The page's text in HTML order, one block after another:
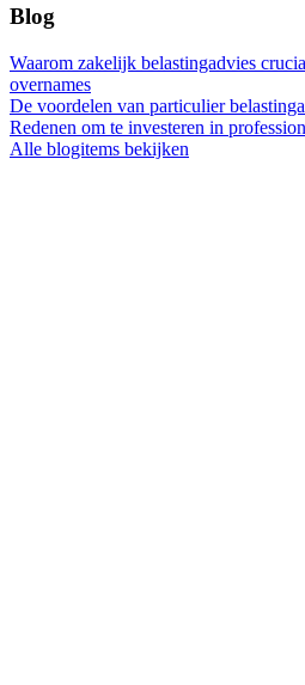
Blog
Waarom zakelijk belastingadvies
overnames
De voordelen van particulier
Redenen om te investeren in
Alle blogitems bekijken